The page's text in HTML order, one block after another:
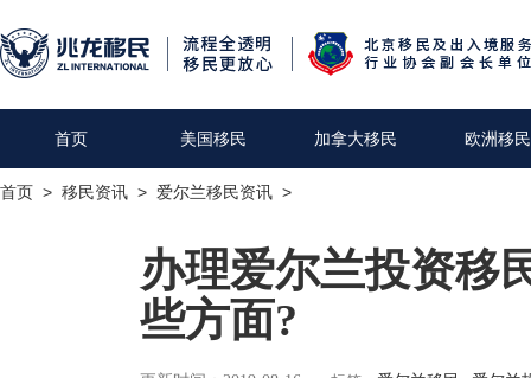
首页 美国移民 加拿大移民 欧洲移民
首页 > 移民资讯 > 爱尔兰移民资讯 >
办理爱尔兰投资移
些方面?